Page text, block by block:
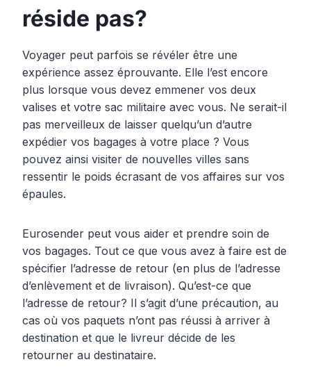
réside pas?
Voyager peut parfois se révéler être une
expérience assez éprouvante. Elle l’est encore
plus lorsque vous devez emmener vos deux
valises et votre sac militaire avec vous. Ne serait-il
pas merveilleux de laisser quelqu’un d’autre
expédier vos bagages à votre place ? Vous
pouvez ainsi visiter de nouvelles villes sans
ressentir le poids écrasant de vos affaires sur vos
épaules.
Eurosender peut vous aider et prendre soin de
vos bagages. Tout ce que vous avez à faire est de
spécifier l’adresse de retour (en plus de l’adresse
d’enlèvement et de livraison). Qu’est-ce que
l’adresse de retour? Il s’agit d’une précaution, au
cas où vos paquets n’ont pas réussi à arriver à
destination et que le livreur décide de les
retourner au destinataire.